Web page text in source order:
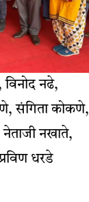
विनोद नढे,
संगिता कोकणे,
नखाते,
धरडे